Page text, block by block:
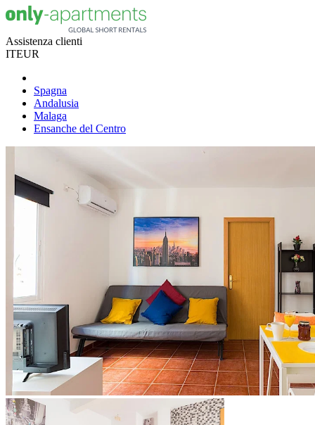
Assistenza clienti
ITEUR
Spagna
Andalusia
Malaga
Ensanche del Centro